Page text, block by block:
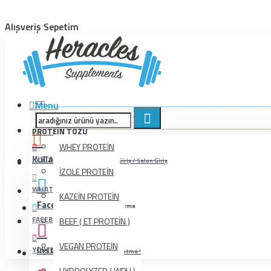
Alışveriş Sepetim
Kullanıcı İşlemleri Bayi Giriş / Salon Giriş
Facebook Beğenmeyi Unutma
InstagramBeğenmeyi Unutma !
Menu
PROTEIN TOZU
WHEY PROTEİN
İZOLE PROTEİN
KAZEİN PROTEİN
BEEF ( ET PROTEİN )
VEGAN PROTEİN
INSTAGRAM
WHATSAPP
FACEBOOK
YOUTUBE